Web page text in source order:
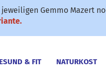
SONDERANGEBOTE
Gemmo Mazert
& FIT NATURKOST